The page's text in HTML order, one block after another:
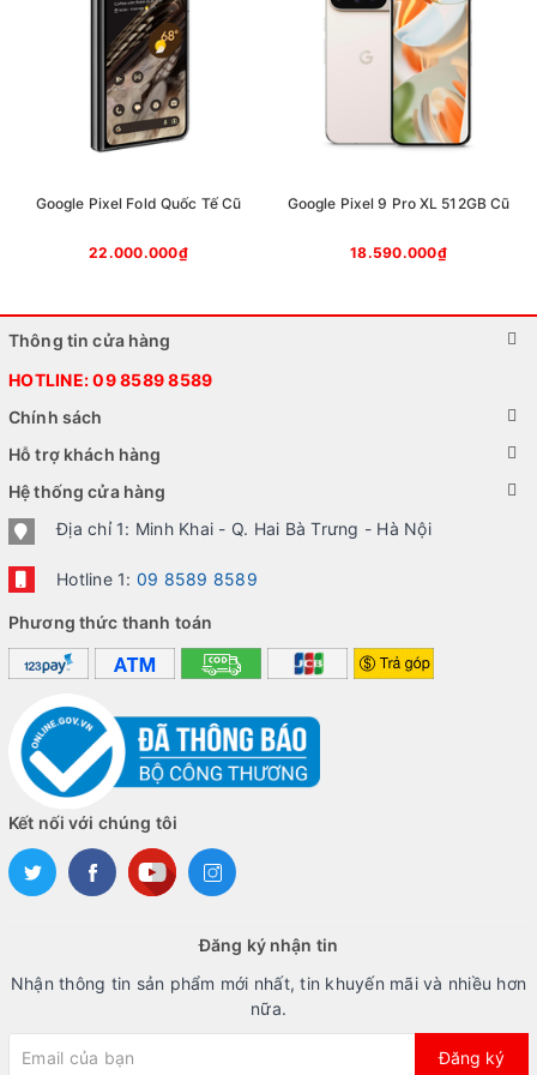
cảm giác cầm nắm dễ chịu
mỏng nhẹ, vuông vức theo xu hướng chung, Google Pixel 8a lại
có ngoại hình được nhận xét là khá bầu bĩnh, mềm mại và cũng
không phải là quá mỏng, nếu so với các thiết bị cùng tầm.
Google Pixel 8a có ngoại hình khá bầu bĩnh, mềm mại. Nguồn:
Nhìn chung, ngoại hình của Google Pixel 8a sẽ không bắt trend
sẽ mang đến cho người dùng trải nghiệm cầm nắm thoải mái, dễ
cạnh đều được bo cong.
Google Pixel Fold Quốc Tế Cũ
22.000.000₫
Google Pixel 9 Pro XL 512GB Cũ
18.590.000₫
Thông tin cửa hàng
HOTLINE:09 8589 8589
Chính sách
Hỗ trợ khách hàng
Hệ thống cửa hàng
Địa chỉ 1: Minh Khai - Q. Hai Bà Trưng - Hà Nội
Hotline 1: 09 8589 8589
Phương thức thanh toán
Kết nối với chúng tôi
Đăng ký nhận tin
Nhận thông tin sản phẩm mới nhất, tin khuyến mãi và nhiều hơn
nữa.
Đăng ký